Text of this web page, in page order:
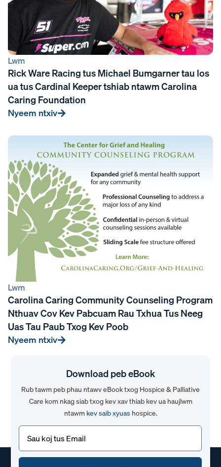
Lwm
Rick Ware Racing tus Michael Bumgarner tau los
ua tus Cardinal Keeper tshiab ntawm Carolina
Caring Foundation
Nyeem ntxiv
Lwm
Carolina Caring Community Counseling Program
Nthuav Cov Kev Pabcuam Rau Txhua Tus Neeg
Uas Tau Paub Txog Kev Poob
Nyeem ntxiv
Download peb eBook
Rub tawm peb phau ntawv eBook txog Hospice & Palliative
Care kom nkag siab txog kev xav thiab kev ua haujlwm
ntawm kev saib xyuashospice.
Email(Yuav
tsum
tau)